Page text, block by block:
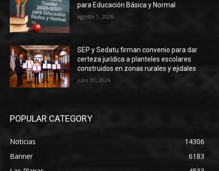
para Educación Básica y Normal
agosto 1, 2026
SEP y Sedatu firman convenio para dar
certeza jurídica a planteles escolares
construidos en zonas rurales y ejidales
julio 31, 2026
POPULAR CATEGORY
Noticias
14306
Banner
6183